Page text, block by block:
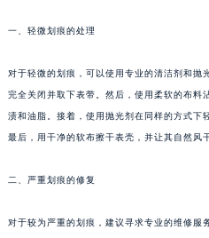
一、轻微划痕的处理
对于轻微的划痕，可以使用专业的清洁剂和抛
完全关闭并取下表带。然后，使用柔软的布料
渍和油脂。接着，使用抛光剂在同样的方式下
最后，用干净的软布擦干表壳，并让其自然风
二、严重划痕的修复
对于较为严重的划痕，建议寻求专业的维修服